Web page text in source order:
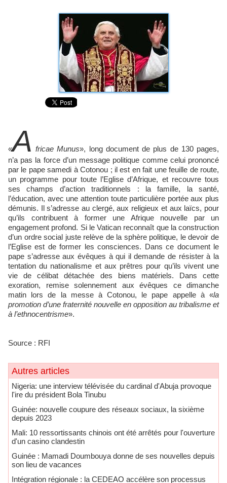
«A fricae Munus», long document de plus de 130 pages,
n’a pas la force d’un message politique comme celui prononcé
par le pape samedi à Cotonou ; il est en fait une feuille de route,
un programme pour toute l’Eglise d’Afrique, et recouvre tous
ses champs d’action traditionnels : la famille, la santé,
l’éducation, avec une attention toute particulière portée aux plus
démunis. Il s’adresse au clergé, aux religieux et aux laïcs, pour
qu’ils contribuent à former une Afrique nouvelle par un
engagement profond. Si le Vatican reconnaît que la construction
d’un ordre social juste relève de la sphère politique, le devoir de
l’Eglise est de former les consciences. Dans ce document le
pape s’adresse aux évêques à qui il demande de résister à la
tentation du nationalisme et aux prêtres pour qu’ils vivent une
vie de célibat détachée des biens matériels. Dans cette
exoration, remise solennement aux évêques ce dimanche
matin lors de la messe à Cotonou, le pape appelle à «la
promotion d’une fraternité nouvelle en opposition au tribalisme et
à l’ethnocentrisme».
Source : RFI
Autres articles
Nigeria: une interview télévisée du cardinal d'Abuja provoque
l'ire du président Bola Tinubu
Guinée: nouvelle coupure des réseaux sociaux, la sixième
depuis 2023
Mali: 10 ressortissants chinois ont été arrêtés pour l'ouverture
d'un casino clandestin
Guinée : Mamadi Doumbouya donne de ses nouvelles depuis
son lieu de vacances
Intégration régionale : la CEDEAO accélère son processus